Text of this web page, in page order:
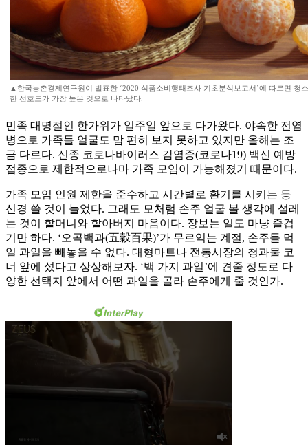
▲한국농촌경제연구원이 발표한 ‘2020 식품소비행태조사 기초분석보고서’에 따르면 청
한 선호도가 가장 높은 것으로 나타났다.
민족 대명절인 한가위가 일주일 앞으로 다가왔다. 야속한 전염
병으로 가족들 얼굴도 맘 편히 보지 못하고 있지만 올해는 조
금 다르다. 신종 코로나바이러스 감염증(코로나19) 백신 예방
접종으로 제한적으로나마 가족 모임이 가능해졌기 때문이다.
가족 모임 인원 제한을 준수하고 시간별로 환기를 시키는 등
신경 쓸 것이 늘었다. 그래도 모처럼 손주 얼굴 볼 생각에 설레
는 것이 할머니와 할아버지 마음이다. 장보는 일도 마냥 즐겁
기만 하다. ‘오곡백과(五穀百果)’가 무르익는 계절, 손주들 먹
일 과일을 빼놓을 수 없다. 대형마트나 전통시장의 청과물 코
너 앞에 섰다고 상상해보자. ‘백 가지 과일’에 견줄 정도로 다
양한 선택지 앞에서 어떤 과일을 골라 손주에게 줄 것인가.